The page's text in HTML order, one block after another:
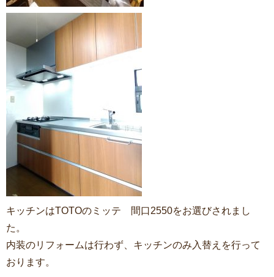
キッチンはTOTOのミッテ 間口2550をお選びされまし
た。
内装のリフォームは行わず、キッチンのみ入替えを行って
おります。